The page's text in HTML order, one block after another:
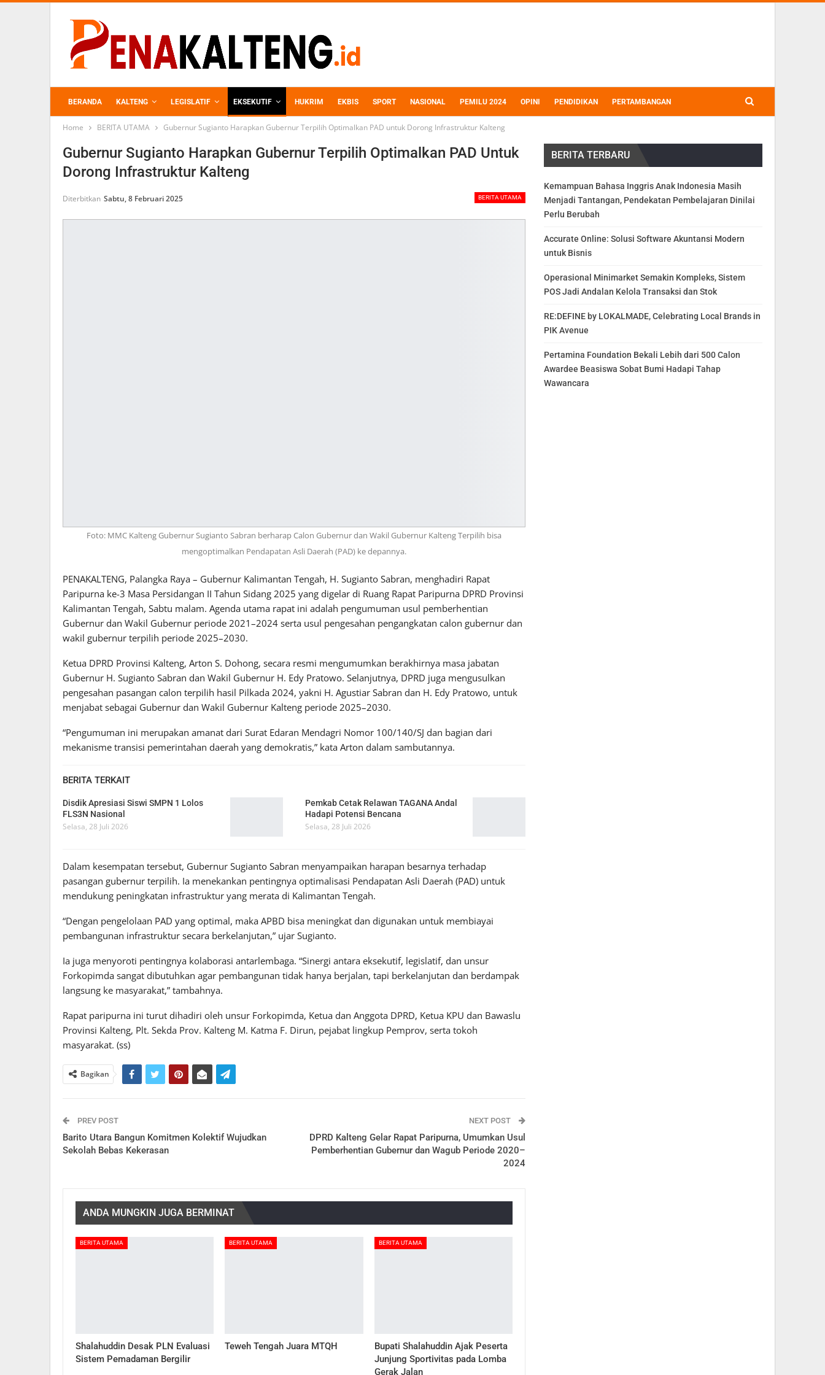
BERANDA KALTENG LEGISLATIF EKSEKUTIF HUKRIM EKBIS SPORT NASIONAL PEMILU 2024 OPINI PENDIDIKAN PERTAMBANGAN
PERKEBUNAN
Home BERITA UTAMA Gubernur Sugianto Harapkan Gubernur Terpilih Optimalkan PAD untuk Dorong Infrastruktur Kalteng
Gubernur Sugianto Harapkan Gubernur Terpilih Optimalkan PAD Untuk
Dorong Infrastruktur Kalteng
BERITA UTAMA
Diterbitkan Sabtu, 8 Februari 2025
Foto: MMC Kalteng Gubernur Sugianto Sabran berharap Calon Gubernur dan Wakil Gubernur Kalteng Terpilih bisa
mengoptimalkan Pendapatan Asli Daerah (PAD) ke depannya.
PENAKALTENG, Palangka Raya – Gubernur Kalimantan Tengah, H. Sugianto Sabran, menghadiri Rapat
Paripurna ke-3 Masa Persidangan II Tahun Sidang 2025 yang digelar di Ruang Rapat Paripurna DPRD Provinsi
Kalimantan Tengah, Sabtu malam. Agenda utama rapat ini adalah pengumuman usul pemberhentian
Gubernur dan Wakil Gubernur periode 2021–2024 serta usul pengesahan pengangkatan calon gubernur dan
wakil gubernur terpilih periode 2025–2030.
Ketua DPRD Provinsi Kalteng, Arton S. Dohong, secara resmi mengumumkan berakhirnya masa jabatan
Gubernur H. Sugianto Sabran dan Wakil Gubernur H. Edy Pratowo. Selanjutnya, DPRD juga mengusulkan
pengesahan pasangan calon terpilih hasil Pilkada 2024, yakni H. Agustiar Sabran dan H. Edy Pratowo, untuk
menjabat sebagai Gubernur dan Wakil Gubernur Kalteng periode 2025–2030.
“Pengumuman ini merupakan amanat dari Surat Edaran Mendagri Nomor 100/140/SJ dan bagian dari
mekanisme transisi pemerintahan daerah yang demokratis,” kata Arton dalam sambutannya.
BERITA TERKAIT
Disdik Apresiasi Siswi SMPN 1 Lolos
FLS3N Nasional
Selasa, 28 Juli 2026
Pemkab Cetak Relawan TAGANA Andal
Hadapi Potensi Bencana
Selasa, 28 Juli 2026
Dalam kesempatan tersebut, Gubernur Sugianto Sabran menyampaikan harapan besarnya terhadap
pasangan gubernur terpilih. Ia menekankan pentingnya optimalisasi Pendapatan Asli Daerah (PAD) untuk
mendukung peningkatan infrastruktur yang merata di Kalimantan Tengah.
“Dengan pengelolaan PAD yang optimal, maka APBD bisa meningkat dan digunakan untuk membiayai
pembangunan infrastruktur secara berkelanjutan,” ujar Sugianto.
Ia juga menyoroti pentingnya kolaborasi antarlembaga. “Sinergi antara eksekutif, legislatif, dan unsur
Forkopimda sangat dibutuhkan agar pembangunan tidak hanya berjalan, tapi berkelanjutan dan berdampak
langsung ke masyarakat,” tambahnya.
Rapat paripurna ini turut dihadiri oleh unsur Forkopimda, Ketua dan Anggota DPRD, Ketua KPU dan Bawaslu
Provinsi Kalteng, Plt. Sekda Prov. Kalteng M. Katma F. Dirun, pejabat lingkup Pemprov, serta tokoh
masyarakat. (ss)
Bagikan
PREV POST
Barito Utara Bangun Komitmen Kolektif Wujudkan
Sekolah Bebas Kekerasan
NEXT POST
DPRD Kalteng Gelar Rapat Paripurna, Umumkan Usul
Pemberhentian Gubernur dan Wagub Periode 2020–
2024
ANDA MUNGKIN JUGA BERMINAT
BERITA UTAMA
Shalahuddin Desak PLN Evaluasi
Sistem Pemadaman Bergilir
BERITA UTAMA
Teweh Tengah Juara MTQH
BERITA UTAMA
Bupati Shalahuddin Ajak Peserta
Junjung Sportivitas pada Lomba
Gerak Jalan
BERITA TERBARU
Kemampuan Bahasa Inggris Anak Indonesia Masih
Menjadi Tantangan, Pendekatan Pembelajaran Dinilai
Perlu Berubah
Accurate Online: Solusi Software Akuntansi Modern
untuk Bisnis
Operasional Minimarket Semakin Kompleks, Sistem
POS Jadi Andalan Kelola Transaksi dan Stok
RE:DEFINE by LOKALMADE, Celebrating Local Brands in
PIK Avenue
Pertamina Foundation Bekali Lebih dari 500 Calon
Awardee Beasiswa Sobat Bumi Hadapi Tahap
Wawancara